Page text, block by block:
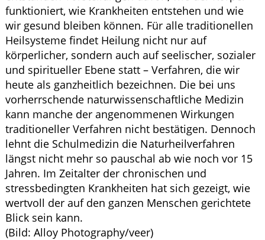
funktioniert, wie Krankheiten entstehen und wie
wir gesund bleiben können. Für alle traditionellen
Heilsysteme findet Heilung nicht nur auf
körperlicher, sondern auch auf seelischer, sozialer
und spiritueller Ebene statt – Verfahren, die wir
heute als ganzheitlich bezeichnen. Die bei uns
vorherrschende naturwissenschaftliche Medizin
kann manche der angenommenen Wirkungen
traditioneller Verfahren nicht bestätigen. Dennoch
lehnt die Schulmedizin die Naturheilverfahren
längst nicht mehr so pauschal ab wie noch vor 15
Jahren. Im Zeitalter der chronischen und
stressbedingten Krankheiten hat sich gezeigt, wie
wertvoll der auf den ganzen Menschen gerichtete
Blick sein kann.
(Bild: Alloy Photography/veer)